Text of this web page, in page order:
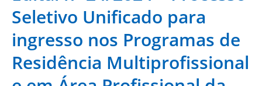
Seletivo Unificado para
ingresso nos Programas de
Residência Multiprofissional